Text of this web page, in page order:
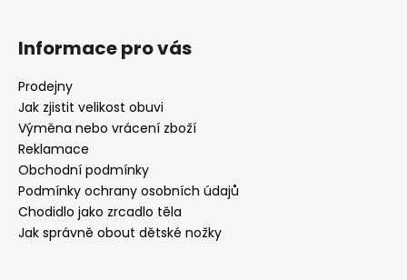
Informace pro vás
Prodejny
Jak zjistit velikost obuvi
Výměna nebo vrácení zboží
Reklamace
Obchodní podmínky
Podmínky ochrany osobních údajů
Chodidlo jako zrcadlo těla
Jak správně obout dětské nožky